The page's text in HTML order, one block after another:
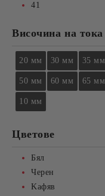
41
Височина на тока
20 мм 30 мм 35 мм
50 мм 60 мм 65 мм
10 мм
Цветове
Бял
Черен
Kaфяв